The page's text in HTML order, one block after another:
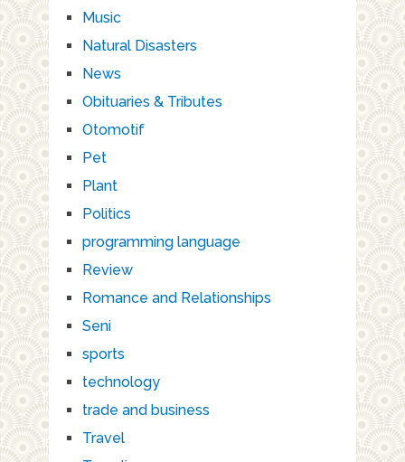
Music
Natural Disasters
News
Obituaries & Tributes
Otomotif
Pet
Plant
Politics
programming language
Review
Romance and Relationships
Seni
sports
technology
trade and business
Travel